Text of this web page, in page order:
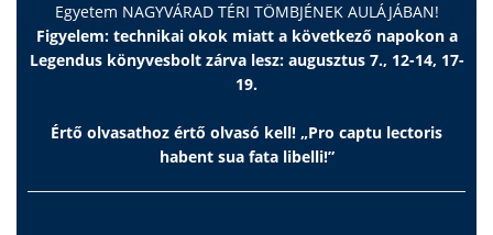
Egyetem NAGYVÁRAD TÉRI TÖMBJÉNEK AULÁJÁBAN!
Figyelem: technikai okok miatt a következő napokon a
Legendus könyvesbolt zárva lesz: augusztus 7., 12-14, 17-
19.
Értő olvasathoz értő olvasó kell! „Pro captu lectoris
habent sua fata libelli!”